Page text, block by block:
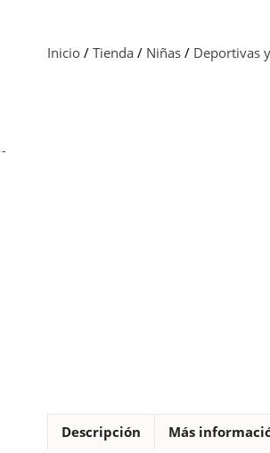
Inicio/ Tienda/ Niñas/ Deportivas
Descripción Más